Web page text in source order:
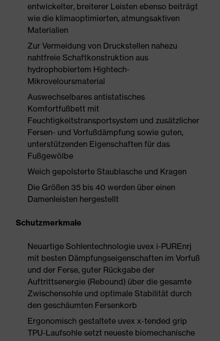
entwickelter, breiterer Leisten ebenso beiträgt
wie die klimaoptimierten, atmungsaktiven
Materialien
Zur Vermeidung von Druckstellen nahezu
nahtfreie Schaftkonstruktion aus
hydrophobiertem Hightech-
Mikroveloursmaterial
Auswechselbares antistatisches
Komfortfußbett mit
Feuchtigkeitstransportsystem und zusätzlicher
Fersen- und Vorfußdämpfung sowie guten,
unterstützenden Eigenschaften für das
Fußgewölbe
Weich gepolsterte Staublasche und Kragen
Die Größen 35 bis 40 werden über einen
Damenleisten hergestellt
Schutzmerkmale
Neuartige Sohlentechnologie uvex i-PUREnrj
mit besten Dämpfungseigenschaften im Vorfuß
und der Ferse, guter Rückgabe der
Auftrittsenergie (Rebound) über die gesamte
Zwischensohle und optimale Stabilität durch
den geschäumten Fersenkorb
Ergonomisch gestaltete uvex x-tended grip
TPU-Laufsohle setzt neueste biomechanische